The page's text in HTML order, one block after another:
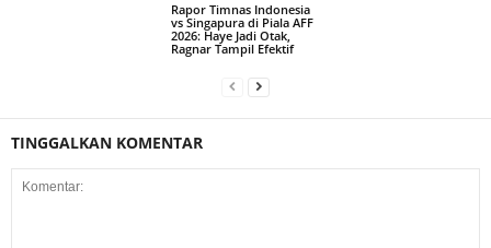
Rapor Timnas Indonesia
vs Singapura di Piala AFF
2026: Haye Jadi Otak,
Ragnar Tampil Efektif
TINGGALKAN KOMENTAR